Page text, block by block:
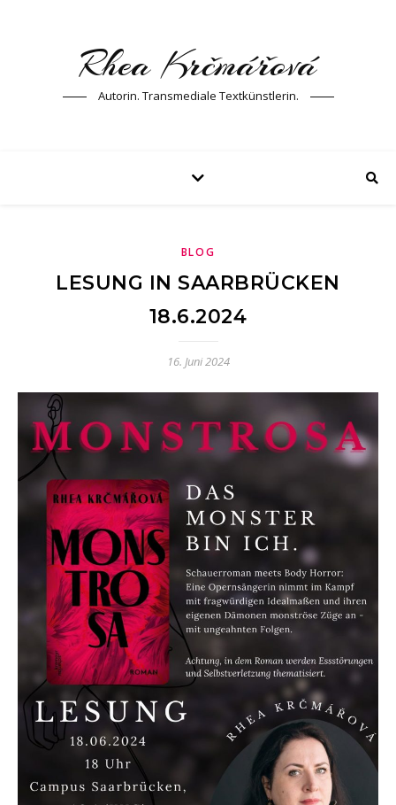
Rhea Krčmářová
Autorin. Transmediale Textkünstlerin.
BLOG
LESUNG IN SAARBRÜCKEN
18.6.2024
16. Juni 2024